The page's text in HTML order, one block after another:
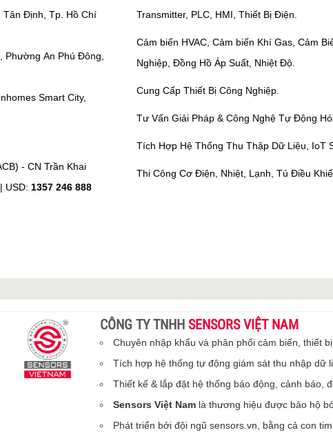
Định, Tp. Hồ Chí
Phường An Phú Đông,
Smart City,
- CN Trần Khai
| USD: 1357 246 888
Transmitter, PLC, HMI, Thiết Bị Điện.
Cảm biến HVAC, Cảm biến Khí Gas, Cảm
Nghiệp, Đồng Hồ Áp Suất, Nhiệt Độ.
Cung Cấp Thiết Bị Công Nghiệp.
Tư Vấn Giải Pháp & Công Nghệ Tự Động
Tích Hợp Hệ Thống Thu Thập Dữ Liệu, IoT
Thi Công Cơ Điện, Nhiệt, Lạnh, Tủ Điều
CÔNG TY TNHH SENSORS VIỆT NAM
Chuyên nhập khẩu và phân phối cảm biến, thiết
Tích hợp hệ thống tự động giám sát thu nhập dữ
Thiết kế & lắp đặt hệ thống báo động, cảnh báo,
Sensors Việt Namlà thương hiệu được bảo hộ
Phát triển bởi đội ngũ sensors.vn, bằng cả con tim